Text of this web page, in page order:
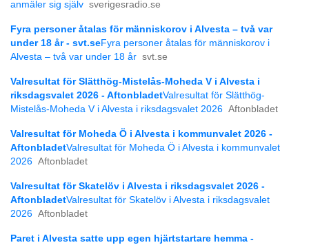
anmäler sig själv sverigesradio.se
Fyra personer åtalas för människorov i Alvesta – två var
under 18 år - svt.seFyra personer åtalas för människorov i
Alvesta – två var under 18 år svt.se
Valresultat för Slätthög-Mistelås-Moheda V i Alvesta i
riksdagsvalet 2026 - AftonbladetValresultat för Slätthög-
Mistelås-Moheda V i Alvesta i riksdagsvalet 2026 Aftonbladet
Valresultat för Moheda Ö i Alvesta i kommunvalet 2026 -
AftonbladetValresultat för Moheda Ö i Alvesta i kommunvalet
2026 Aftonbladet
Valresultat för Skatelöv i Alvesta i riksdagsvalet 2026 -
AftonbladetValresultat för Skatelöv i Alvesta i riksdagsvalet
2026 Aftonbladet
Paret i Alvesta satte upp egen hjärtstartare hemma -